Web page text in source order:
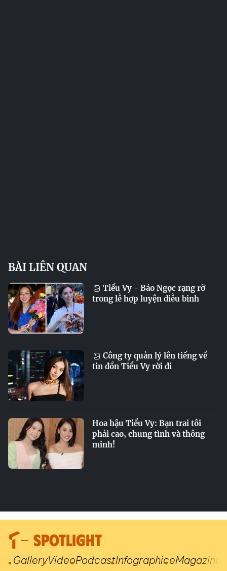
BÀI LIÊN QUAN
Tiểu Vy - Bảo Ngọc rạng rỡ
trong lễ hợp luyện diễu binh
Công ty quản lý lên tiếng về
tin đồn Tiểu Vy rời đi
Hoa hậu Tiểu Vy: Bạn trai tôi
phải cao, chung tình và thông
minh!
SPOTLIGHT
GalleryVideoPodcastInfographiceMagazine